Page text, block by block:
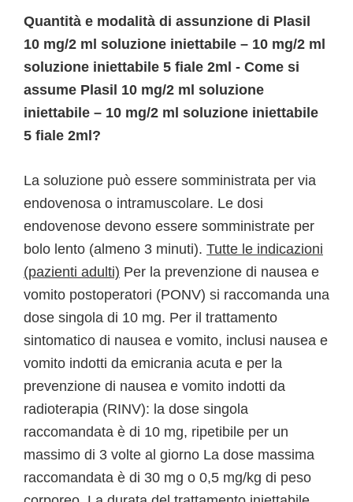
Quantità e modalità di assunzione di Plasil
10 mg/2 ml soluzione iniettabile – 10 mg/2 ml
soluzione iniettabile 5 fiale 2ml - Come si
assume Plasil 10 mg/2 ml soluzione
iniettabile – 10 mg/2 ml soluzione iniettabile
5 fiale 2ml?
La soluzione può essere somministrata per via
endovenosa o intramuscolare. Le dosi
endovenose devono essere somministrate per
bolo lento (almeno 3 minuti). Tutte le indicazioni
(pazienti adulti) Per la prevenzione di nausea e
vomito postoperatori (PONV) si raccomanda una
dose singola di 10 mg. Per il trattamento
sintomatico di nausea e vomito, inclusi nausea e
vomito indotti da emicrania acuta e per la
prevenzione di nausea e vomito indotti da
radioterapia (RINV): la dose singola
raccomandata è di 10 mg, ripetibile per un
massimo di 3 volte al giorno La dose massima
raccomandata è di 30 mg o 0,5 mg/kg di peso